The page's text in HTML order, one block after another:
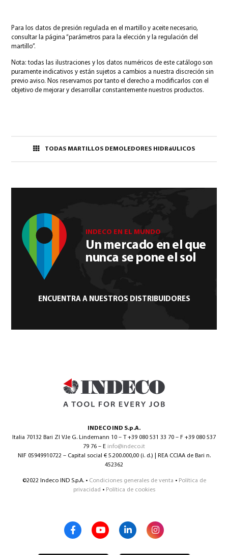
Para los datos de presión regulada en el martillo y aceite necesario,
consultar la página “parámetros para la elección y la regulación del
martillo”.
Nota: todas las ilustraciones y los datos numéricos de este catálogo son
puramente indicativos y están sujetos a cambios a nuestra discreción sin
previo aviso. Nos reservamos por tanto el derecho a modificarlos con el
objetivo de mejorar y desarrollar constantemente nuestros productos.
TODAS MARTILLOS DEMOLEDORES HIDRáULICOS
INDECO EN EL MUNDO
Un mercado en el que
nunca se pone el sol
ENCUENTRA A NUESTROS DISTRIBUIDORES
INDECO IND S.p.A.
Italia 70132 Bari ZI V.le G. Lindemann 10 – T +39 080 531 33 70 – F +39 080 537
79 76 – E info@indeco.it
NIF 05949910722 – Capital social € 5.200.000,00 (i. d.) | REA CCIAA de Bari n.
452362
©2022 Indeco IND S.p.A. • Condiciones generales de venta • Política de
privacidad • Política de cookies